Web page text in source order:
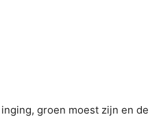
groen moest zijn en de